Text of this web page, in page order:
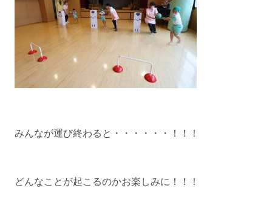
みんなが運び終わると・・・・・・！！！
どんなことが起こるのかお楽しみに！！！